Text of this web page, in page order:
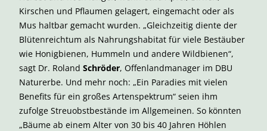
Kirschen und Pflaumen gelagert, eingemacht oder als
Mus haltbar gemacht wurden. „Gleichzeitig diente der
Blütenreichtum als Nahrungshabitat für viele Bestäuber
wie Honigbienen, Hummeln und andere Wildbienen“,
sagt Dr. Roland Schröder, Offenlandmanager im DBU
Naturerbe. Und mehr noch: „Ein Paradies mit vielen
Benefits für ein großes Artenspektrum“ seien ihm
zufolge Streuobstbestände im Allgemeinen. So könnten
„Bäume ab einem Alter von 30 bis 40 Jahren Höhlen